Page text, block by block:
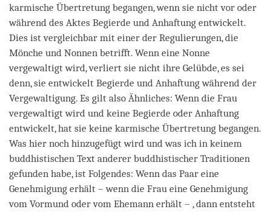
karmische Übertretung begangen, wenn sie nicht vor oder
während des Aktes Begierde und Anhaftung entwickelt.
Dies ist vergleichbar mit einer der Regulierungen, die
Mönche und Nonnen betrifft. Wenn eine Nonne
vergewaltigt wird, verliert sie nicht ihre Gelübde, es sei
denn, sie entwickelt Begierde und Anhaftung während der
Vergewaltigung. Es gilt also Ähnliches: Wenn die Frau
vergewaltigt wird und keine Begierde oder Anhaftung
entwickelt, hat sie keine karmische Übertretung begangen.
Was hier noch hinzugefügt wird und was ich in keinem
buddhistischen Text anderer buddhistischer Traditionen
gefunden habe, ist Folgendes: Wenn das Paar eine
Genehmigung erhält – wenn die Frau eine Genehmigung
vom Vormund oder vom Ehemann erhält – , dann entsteht